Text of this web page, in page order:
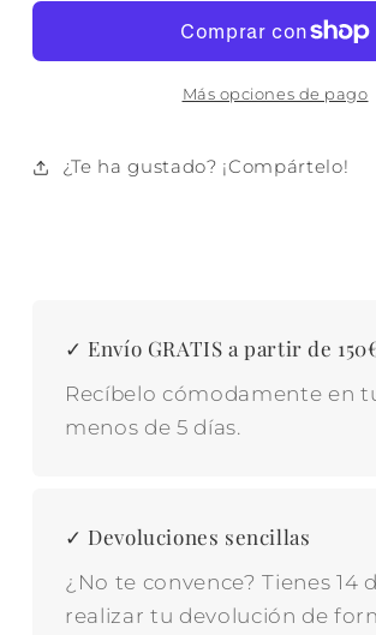
GSM
ANTIDESLIZANTE
1800
GSM
ANTIDESLIZANTE
Más opciones de pago
¿Te ha gustado? ¡Compártelo!
✓ Envío GRATIS a partir de
Recíbelo cómodamente en
menos de 5 días.
✓ Devoluciones sencillas
¿No te convence? Tienes 14
realizar tu devolución de